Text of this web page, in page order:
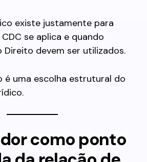
existe justamente para
se aplica e quando
devem ser utilizados.
é uma escolha estrutural do
como ponto